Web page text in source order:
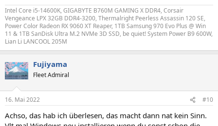
Intel Core i5-14600K, GIGABYTE B760M GAMING X DDR4, Corsair
Vengeance LPX 32GB DDR4-3200, Thermalright Peerless Assassin 120 SE,
Power Color Radeon RX 9060 XT Reaper, 1TB Samsung 970 Evo Plus @ Win
11 & 1TB SanDisk Ultra M.2 NVMe 3D SSD, be quiet! System Power B9 600W,
Lian Li LANCOOL 205M
Fujiyama
Fleet Admiral
16. Mai 2022 #10
Achso, das hab ich überlesen, das macht dann nat kein Sinn.